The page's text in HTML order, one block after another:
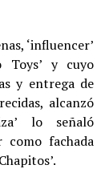
‘influencer’
Toys’ y cuyo
y entrega de
alcanzó
lo señaló
fachada